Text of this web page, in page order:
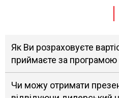
Як Ви розраховуєте
приймаєте за програмою
Чи можу отримати